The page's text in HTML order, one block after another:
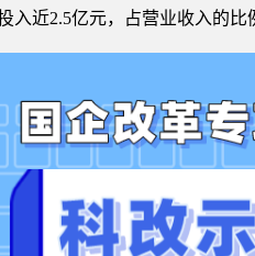
入近2.5亿元，占营业收入的比